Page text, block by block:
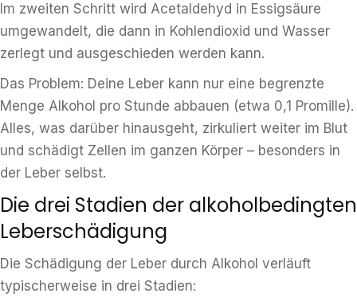
Im zweiten Schritt wird Acetaldehyd in Essigsäure
umgewandelt, die dann in Kohlendioxid und Wasser
zerlegt und ausgeschieden werden kann.
Das Problem: Deine Leber kann nur eine begrenzte
Menge Alkohol pro Stunde abbauen (etwa 0,1 Promille).
Alles, was darüber hinausgeht, zirkuliert weiter im Blut
und schädigt Zellen im ganzen Körper – besonders in
der Leber selbst.
Die drei Stadien der alkoholbedingten
Leberschädigung
Die Schädigung der Leber durch Alkohol verläuft
typischerweise in drei Stadien: